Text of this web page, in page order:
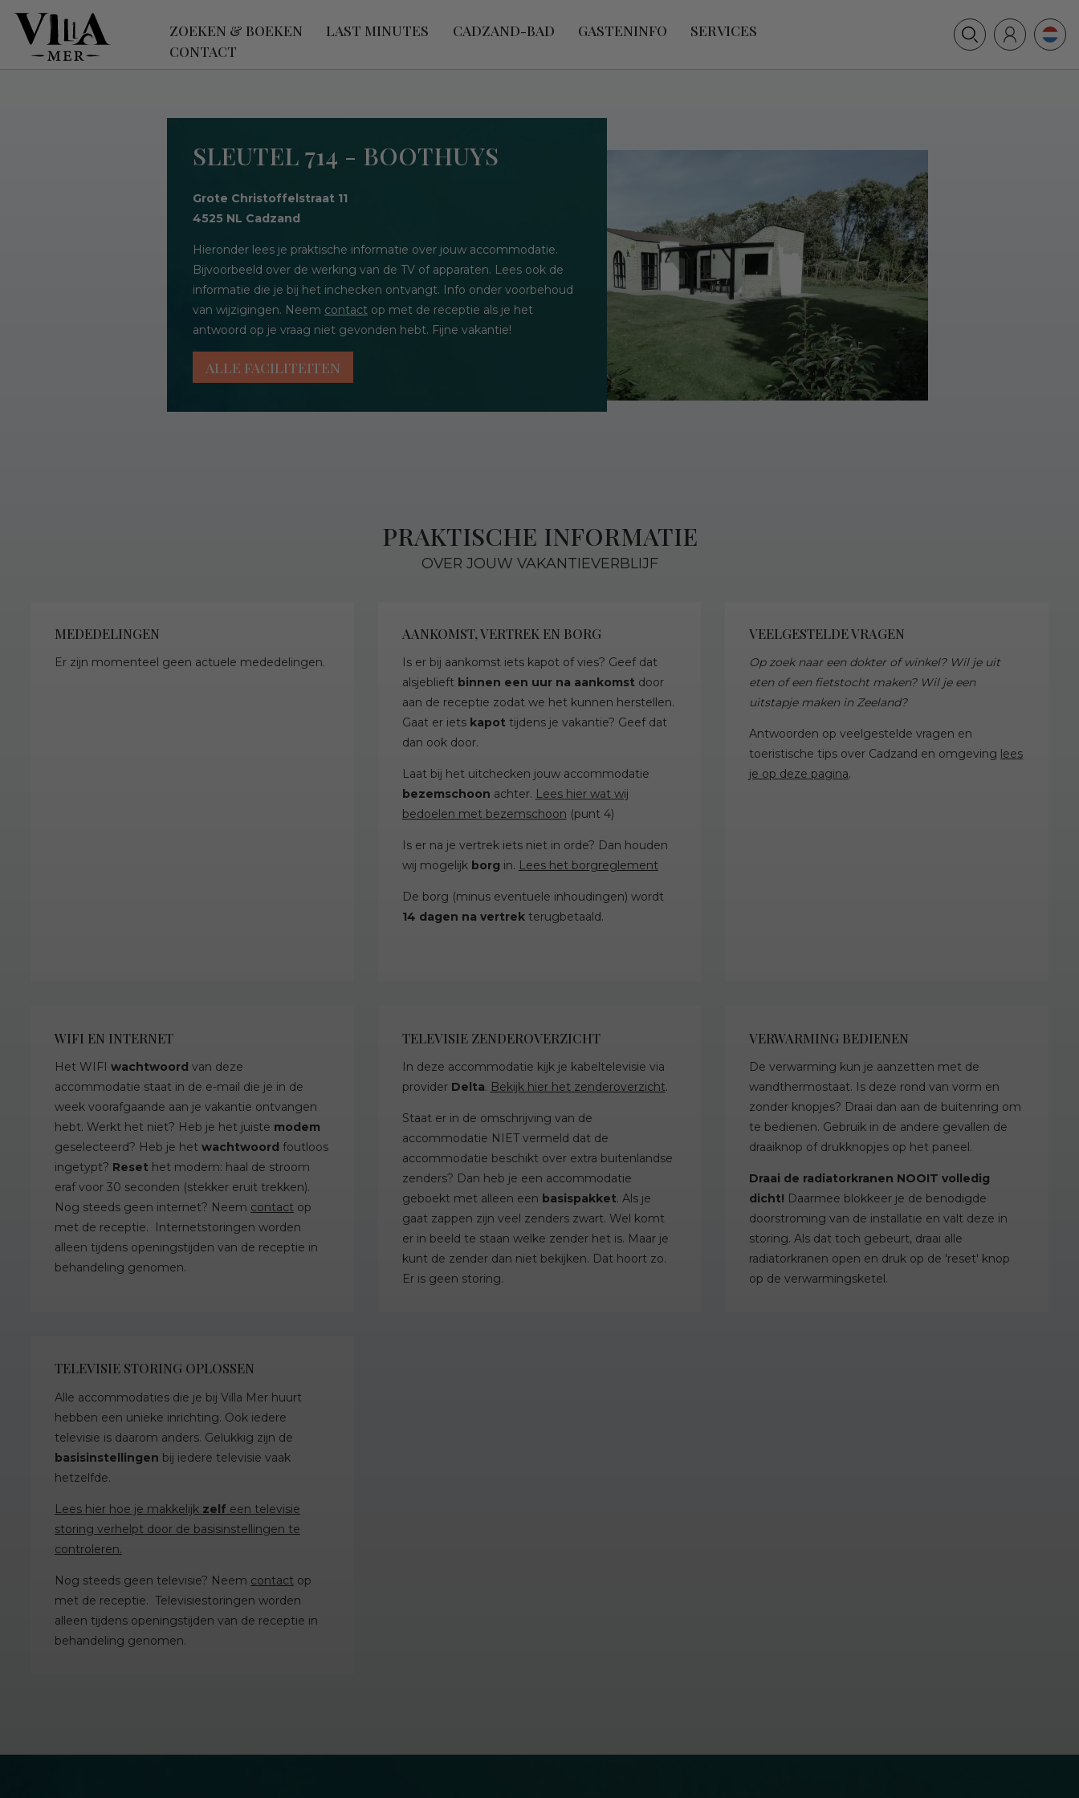
ZOEKEN & BOEKEN LAST MINUTES CADZAND-BAD GASTENINFO
SERVICES
CONTACT
SLEUTEL 714 - BOOTHUYS
Grote Christoffelstraat 11
4525 NL Cadzand
Hieronder lees je praktische informatie over jouw accommodatie.
Bijvoorbeeld over de werking van de TV of apparaten. Lees ook de
informatie die je bij het inchecken ontvangt. Info onder voorbehoud
van wijzigingen. Neem contact op met de receptie als je het
antwoord op je vraag niet gevonden hebt. Fijne vakantie!
ALLE FACILITEITEN
PRAKTISCHE INFORMATIE
OVER JOUW VAKANTIEVERBLIJF
MEDEDELINGEN
Er zijn momenteel geen actuele mededelingen.
AANKOMST, VERTREK EN BORG
Is er bij aankomst iets kapot of vies? Geef dat
alsjeblieft binnen een uur na aankomstdoor
aan de receptie zodat we het kunnen herstellen.
Gaat er iets kapot tijdens je vakantie? Geef dat
dan ook door.
Laat bij het uitchecken jouw accommodatie
bezemschoon achter. Lees hier wat wij
bedoelen met bezemschoon (punt 4)
Is er na je vertrek iets niet in orde? Dan houden
wij mogelijk borg in. Lees het borgreglement
De borg (minus eventuele inhoudingen) wordt
14 dagen na vertrekterugbetaald.
VEELGESTELDE VRAGEN
Op zoek naar een dokter of winkel? Wil je uit
eten of een fietstocht maken? Wil je een
uitstapje maken in Zeeland?
Antwoorden op veelgestelde vragen en
toeristische tips over Cadzand en omgeving lees
je op deze pagina.
WIFI EN INTERNET
Het WIFI wachtwoord van deze
accommodatie staat in de e-mail die je in de
week voorafgaande aan je vakantie ontvangen
hebt. Werkt het niet? Heb je het juiste modem
geselecteerd? Heb je het wachtwoord foutloos
ingetypt? Reset het modem: haal de stroom
eraf voor 30 seconden (stekker eruit trekken).
Nog steeds geen internet? Neem contact op
met de receptie. Internetstoringen worden
alleen tijdens openingstijden van de receptie in
behandeling genomen.
TELEVISIE ZENDEROVERZICHT
In deze accommodatie kijk je kabeltelevisie via
provider Delta. Bekijk hier het zenderoverzicht.
Staat er in de omschrijving van de
accommodatie NIET vermeld dat de
accommodatie beschikt over extra buitenlandse
zenders? Dan heb je een accommodatie
geboekt met alleen een basispakket. Als je
gaat zappen zijn veel zenders zwart. Wel komt
er in beeld te staan welke zender het is. Maar je
kunt de zender dan niet bekijken. Dat hoort zo.
Er is geen storing.
VERWARMING BEDIENEN
De verwarming kun je aanzetten met de
wandthermostaat. Is deze rond van vorm en
zonder knopjes? Draai dan aan de buitenring om
te bedienen. Gebruik in de andere gevallen de
draaiknop of drukknopjes op het paneel.
Draai de radiatorkranen NOOIT volledig
dicht! Daarmee blokkeer je de benodigde
doorstroming van de installatie en valt deze in
storing. Als dat toch gebeurt, draai alle
radiatorkranen open en druk op de 'reset' knop
op de verwarmingsketel.
TELEVISIE STORING OPLOSSEN
Alle accommodaties die je bij Villa Mer huurt
hebben een unieke inrichting. Ook iedere
televisie is daarom anders. Gelukkig zijn de
basisinstellingen bij iedere televisie vaak
hetzelfde.
Lees hier hoe je makkelijk zelf een televisie
storing verhelpt door de basisinstellingen te
controleren.
Nog steeds geen televisie? Neem contact op
met de receptie. Televisiestoringen worden
alleen tijdens openingstijden van de receptie in
behandeling genomen.